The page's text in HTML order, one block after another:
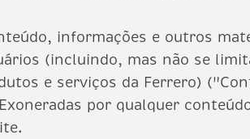
informações e outros
(incluindo, mas não se
e serviços da Ferrero)
por qualquer